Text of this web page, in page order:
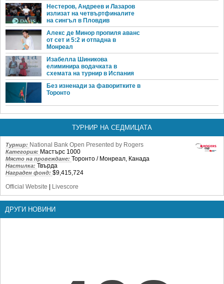
Нестеров, Андреев и Лазаров
излизат на четвъртфиналите
на сингъл в Пловдив
Алекс де Минор пропиля аванс
от сет и 5:2 и отпадна в
Монреал
Изабелла Шиникова
елиминира водачката в
схемата на турнир в Испания
Без изненади за фаворитките в
Торонто
ТУРНИР НА СЕДМИЦАТА
Турнир: National Bank Open Presented by Rogers
Категория: Мастърс 1000
Място на провеждане: Торонто / Монреал, Канада
Настилка: Твърда
Награден фонд: $9,415,724
Official Website | Livescore
ДРУГИ НОВИНИ